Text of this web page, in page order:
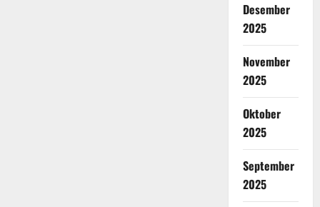
Desember
2025
November
2025
Oktober
2025
September
2025